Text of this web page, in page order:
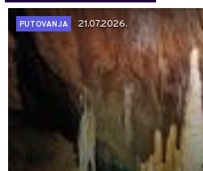
PUTOVANJA
21.07.2026.